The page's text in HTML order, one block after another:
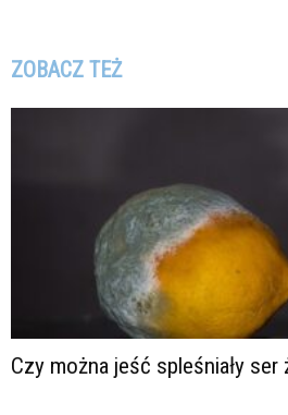
ZOBACZ TEŻ
Czy można jeść spleśniały ser